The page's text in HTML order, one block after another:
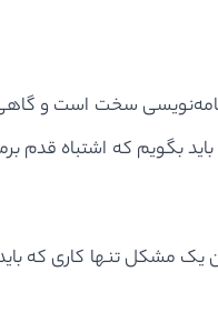
سخت است و
بگویم که اشتباه قدم
مشکل تنها کاری که باید